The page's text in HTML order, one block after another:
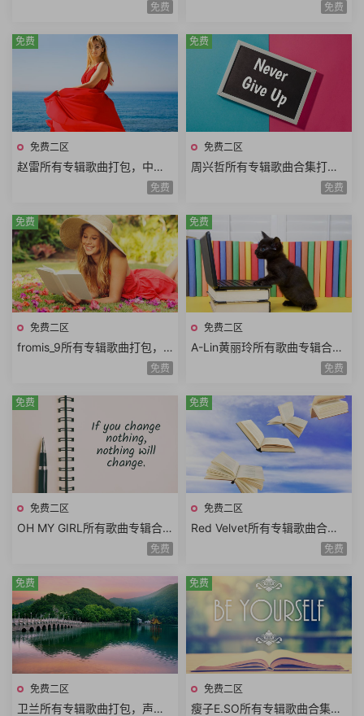
免费 免费
免费二区
赵雷所有专辑歌曲打包，中国
免费
免费
免费二区
周兴哲所有专辑歌曲合集打
包，酷似韩剧《来自星星的免费
免费
免费二区
fromis_9所有专辑歌曲打包，
九位来自《偶像学校》的女孩
免费
免费
免费二区
A-Lin黄丽玲所有歌曲专辑合
集，张惠妹的嗓音与蔡依林的
免费
免费
免费二区
OH MY GIRL所有歌曲专辑合
集，韩国青春美少女演唱组合
免费
免费
免费二区
Red Velvet所有专辑歌曲合
集，红色 (Red)与天鹅绒 (Velv
免费
免费
免费二区
卫兰所有专辑歌曲打包，声音
免费
免费二区
瘦子E.SO所有专辑歌曲合集，
免费